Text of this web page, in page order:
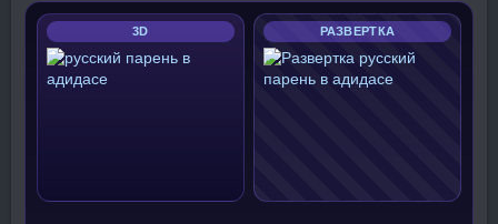
3D РАЗВЕРТКА